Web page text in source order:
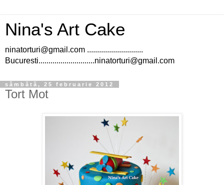
Nina's Art Cake
ninatorturi@gmail.com ............................
Bucuresti............................ninatorturi@gmail.com
sâmbătă, 25 februarie 2012
Tort Mot